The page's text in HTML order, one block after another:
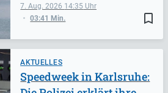
bookmark_border
7. Aug. 2026 14:35
03:41 Min.
AKTUELLES
Speedweek in Karlsruhe: